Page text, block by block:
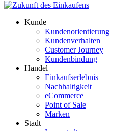
Kunde
Kundenorientierung
Kundenverhalten
Customer Journey
Kundenbindung
Handel
Einkaufserlebnis
Nachhaltigkeit
eCommerce
Point of Sale
Marken
Stadt